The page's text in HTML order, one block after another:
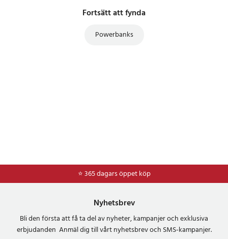
Fortsätt att fynda
Powerbanks
⭐ 365 dagars öppet köp
⭐Frakt 49kr *
Nyhetsbrev
Bli den första att få ta del av nyheter, kampanjer och exklusiva
erbjudanden Anmäl dig till vårt nyhetsbrev och SMS-kampanjer.